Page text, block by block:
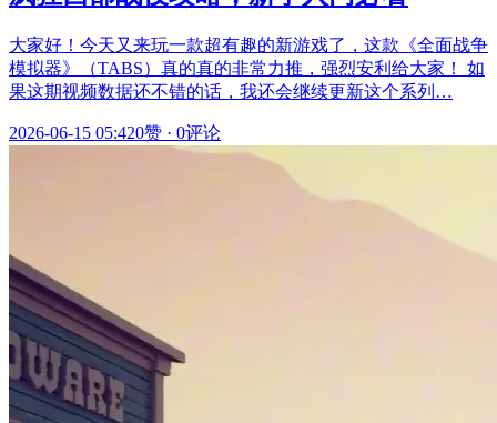
大家好！今天又来玩一款超有趣的新游戏了，这款《全面战争
模拟器》（TABS）真的真的非常力推，强烈安利给大家！ 如
果这期视频数据还不错的话，我还会继续更新这个系列…
2026-06-15 05:420赞 · 0评论